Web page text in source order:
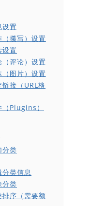
置
攥写）设置
置
评论）设置
图片）设置
接（URL格
Plugins）
类
类信息
类
序（需要额